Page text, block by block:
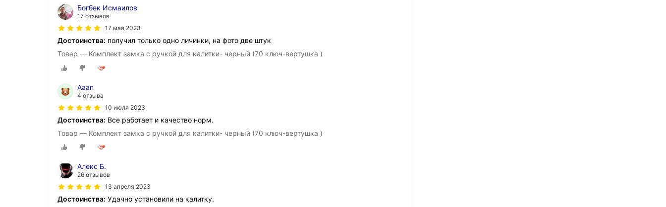
Богбек Исмаилов
17 отзывов
17 мая 2023
Достоинства: получил только одно личинки, на фото две штук
Товар — Комплект замка с ручкой для калитки- черный (70 ключ-вертушка )
Ааап
4 отзыва
10 июля 2023
Достоинства: Все работает и качество норм.
Товар — Комплект замка с ручкой для калитки- черный (70 ключ-вертушка )
Алекс Б.
26 отзывов
13 апреля 2023
Достоинства: Удачно установили на калитку.